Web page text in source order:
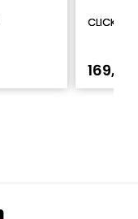
CLICKER
169,00